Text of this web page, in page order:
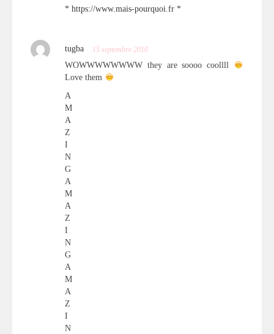
* https://www.mais-pourquoi.fr *
tugba 15 septembre 2010
WOWWWWWWWW they are soooo coollll
Love them
A
M
A
Z
I
N
G
A
M
A
Z
I
N
G
A
M
A
Z
I
N